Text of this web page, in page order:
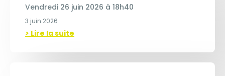
Vendredi 26 juin 2026 à 18h40
3 juin 2026
> Lire la suite